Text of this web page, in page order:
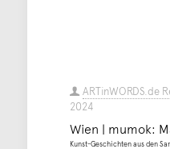
ARTinWORDS.de
2024
Wien | mumok:
Kunst-Geschichten aus den